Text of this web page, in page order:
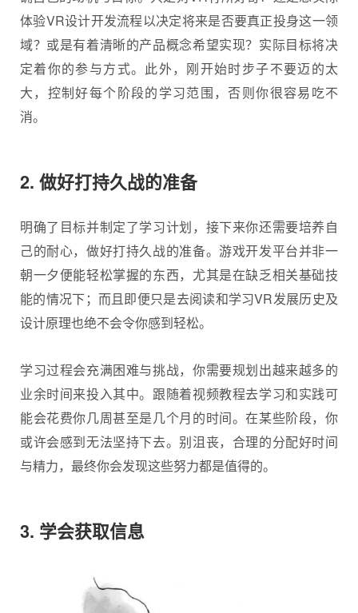
体验VR设计开发流程以决定将来是否要真正投身这一领
域？或是有着清晰的产品概念希望实现？实际目标将决
定着你的参与方式。此外，刚开始时步子不要迈的太
大，控制好每个阶段的学习范围，否则你很容易吃不
消。
2. 做好打持久战的准备
明确了目标并制定了学习计划，接下来你还需要培养自
己的耐心，做好打持久战的准备。游戏开发平台并非一
朝一夕便能轻松掌握的东西，尤其是在缺乏相关基础技
能的情况下；而且即便只是去阅读和学习VR发展历史及
设计原理也绝不会令你感到轻松。
学习过程会充满困难与挑战，你需要规划出越来越多的
业余时间来投入其中。跟随着视频教程去学习和实践可
能会花费你几周甚至是几个月的时间。在某些阶段，你
或许会感到无法坚持下去。别沮丧，合理的分配好时间
与精力，最终你会发现这些努力都是值得的。
3. 学会获取信息